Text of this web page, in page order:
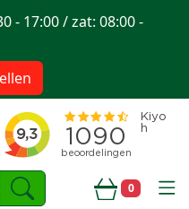
0
- 17:00 / zat: 08:00 -